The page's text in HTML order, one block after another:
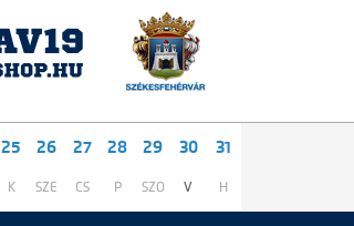
25
K
26
SZE
27
CS
28
P
29
SZO
30
V
31
H